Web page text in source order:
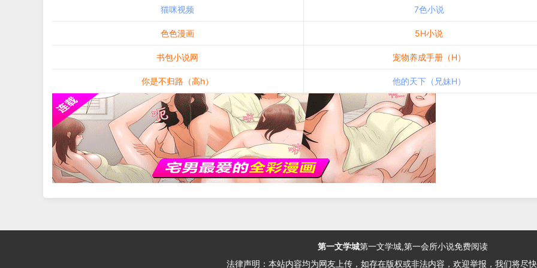
猫咪视频 7色小说
色色漫画 5H小说
书包小说网 宠物养成手册（H）
你是不归路（高h） 他的天下（兄妹H）
第一文学城第一文学城,第一会所小说免费阅读
法律声明：本站内容均为网友上传，如存在版权或非法内容，欢迎举报，我们将尽快